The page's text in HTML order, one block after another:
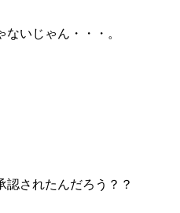
いじゃん・・・。
認されたんだろう？？